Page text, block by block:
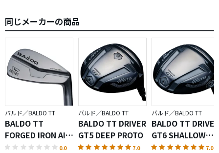
同じメーカーの商品
バルド／BALDO TT
BALDO TT
FORGED IRON AIR
SATIN
0.0
バルド／BALDO TT
BALDO TT DRIVER
GT5 DEEP PROTO
7.0
バルド／BALDO TT
BALDO TT DRIVER
GT6 SHALLOW
PROTO
7.0